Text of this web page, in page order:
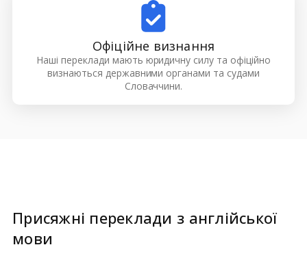
Офіційне визнання
Наші переклади мають юридичну силу та офіційно
визнаються державними органами та судами
Словаччини.
Присяжні переклади з англійської
мови